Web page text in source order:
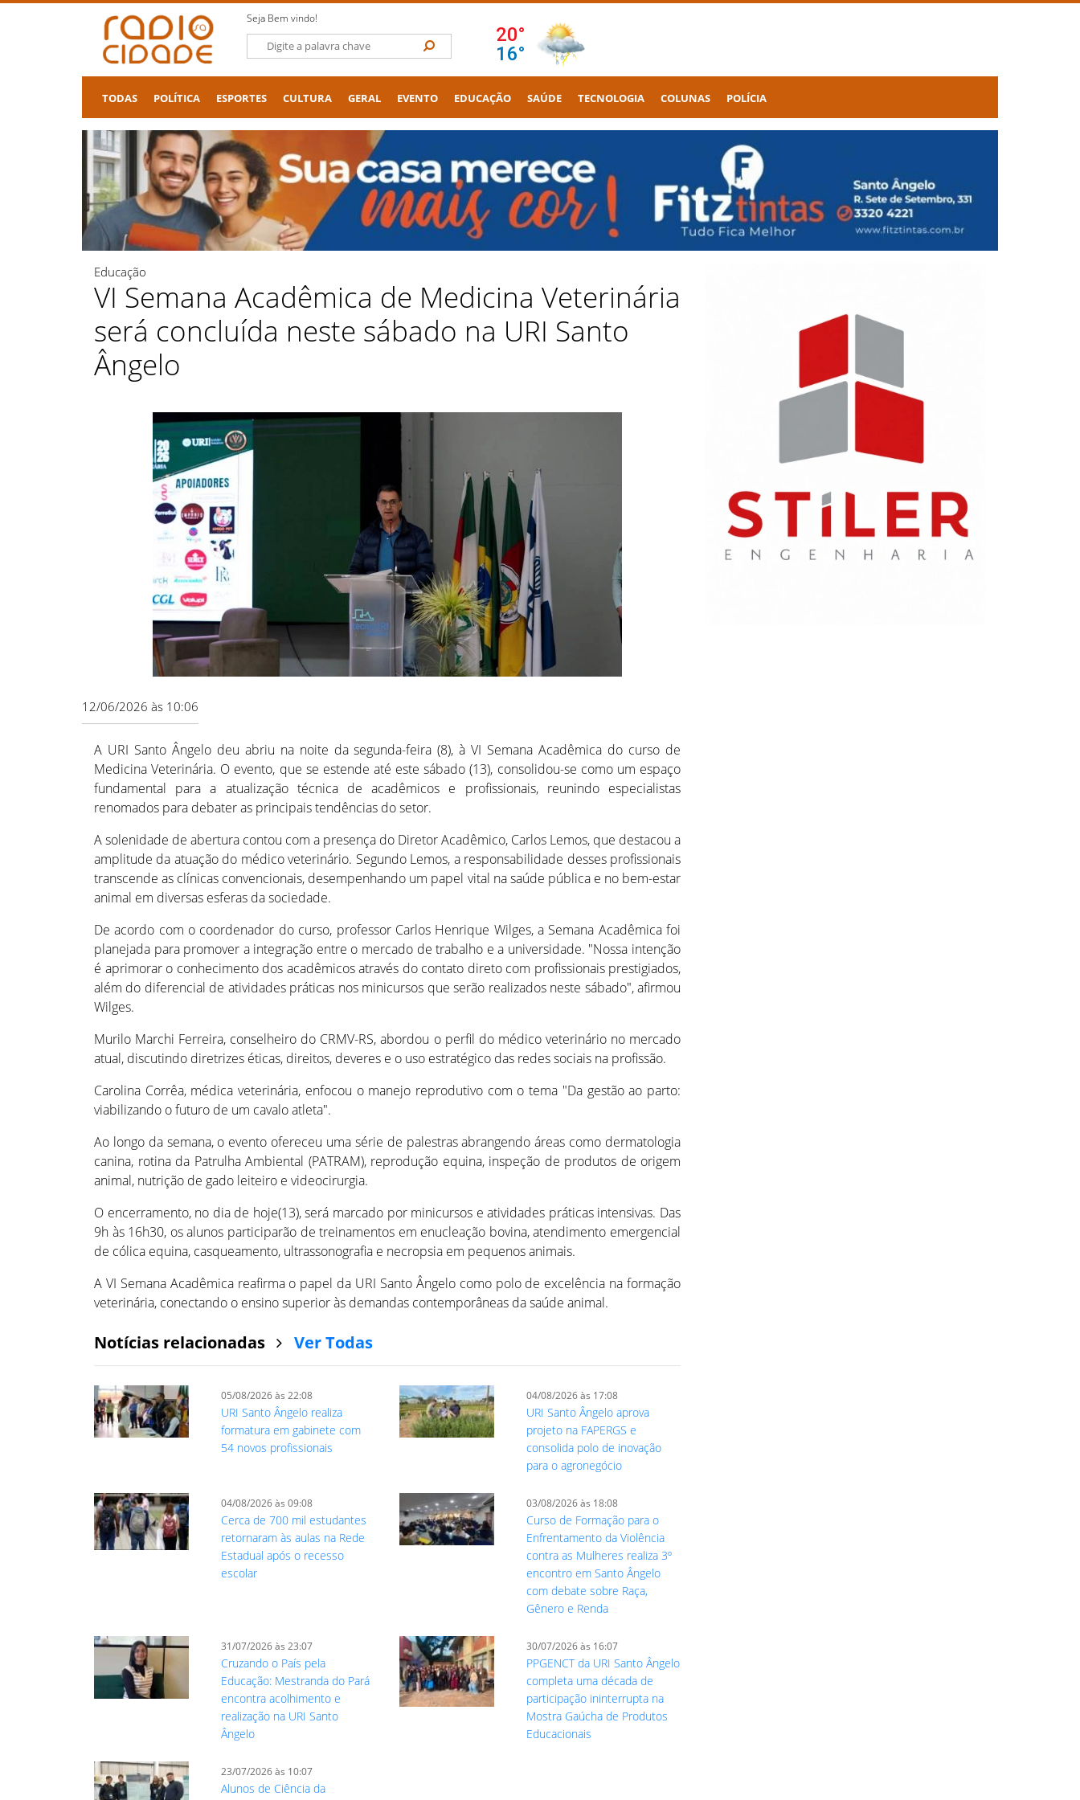
Seja Bem vindo!
TODAS POLÍTICA ESPORTES CULTURA GERAL EVENTO EDUCAÇÃO SAÚDE TECNOLOGIA COLUNAS POLÍCIA
Educação
VI Semana Acadêmica de Medicina Veterinária
será concluída neste sábado na URI Santo
Ângelo
12/06/2026 às 10:06
A URI Santo Ângelo deu abriu na noite da segunda-feira (8), à VI Semana Acadêmica do curso de
Medicina Veterinária. O evento, que se estende até este sábado (13), consolidou-se como um espaço
fundamental para a atualização técnica de acadêmicos e profissionais, reunindo especialistas
renomados para debater as principais tendências do setor.
A solenidade de abertura contou com a presença do Diretor Acadêmico, Carlos Lemos, que destacou a
amplitude da atuação do médico veterinário. Segundo Lemos, a responsabilidade desses profissionais
transcende as clínicas convencionais, desempenhando um papel vital na saúde pública e no bem-estar
animal em diversas esferas da sociedade.
De acordo com o coordenador do curso, professor Carlos Henrique Wilges, a Semana Acadêmica foi
planejada para promover a integração entre o mercado de trabalho e a universidade. "Nossa intenção
é aprimorar o conhecimento dos acadêmicos através do contato direto com profissionais prestigiados,
além do diferencial de atividades práticas nos minicursos que serão realizados neste sábado", afirmou
Wilges.
Murilo Marchi Ferreira, conselheiro do CRMV-RS, abordou o perfil do médico veterinário no mercado
atual, discutindo diretrizes éticas, direitos, deveres e o uso estratégico das redes sociais na profissão.
Carolina Corrêa, médica veterinária, enfocou o manejo reprodutivo com o tema "Da gestão ao parto:
viabilizando o futuro de um cavalo atleta".
Ao longo da semana, o evento ofereceu uma série de palestras abrangendo áreas como dermatologia
canina, rotina da Patrulha Ambiental (PATRAM), reprodução equina, inspeção de produtos de origem
animal, nutrição de gado leiteiro e videocirurgia.
O encerramento, no dia de hoje(13), será marcado por minicursos e atividades práticas intensivas. Das
9h às 16h30, os alunos participarão de treinamentos em enucleação bovina, atendimento emergencial
de cólica equina, casqueamento, ultrassonografia e necropsia em pequenos animais.
A VI Semana Acadêmica reafirma o papel da URI Santo Ângelo como polo de excelência na formação
veterinária, conectando o ensino superior às demandas contemporâneas da saúde animal.
Notícias relacionadas Ver Todas
05/08/2026 às 22:08
URI Santo Ângelo realiza
formatura em gabinete com
54 novos profissionais
04/08/2026 às 17:08
URI Santo Ângelo aprova
projeto na FAPERGS e
consolida polo de inovação
para o agronegócio
04/08/2026 às 09:08
Cerca de 700 mil estudantes
retornaram às aulas na Rede
Estadual após o recesso
escolar
03/08/2026 às 18:08
Curso de Formação para o
Enfrentamento da Violência
contra as Mulheres realiza 3º
encontro em Santo Ângelo
com debate sobre Raça,
Gênero e Renda
31/07/2026 às 23:07
Cruzando o País pela
Educação: Mestranda do Pará
encontra acolhimento e
realização na URI Santo
Ângelo
30/07/2026 às 16:07
PPGENCT da URI Santo Ângelo
completa uma década de
participação ininterrupta na
Mostra Gaúcha de Produtos
Educacionais
23/07/2026 às 10:07
Alunos de Ciência da